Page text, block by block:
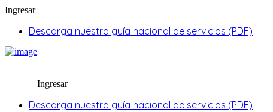
Ingresar
Descarga nuestra guía nacional de servicios (PDF)
Ingresar
Descarga nuestra guía nacional de servicios (PDF)